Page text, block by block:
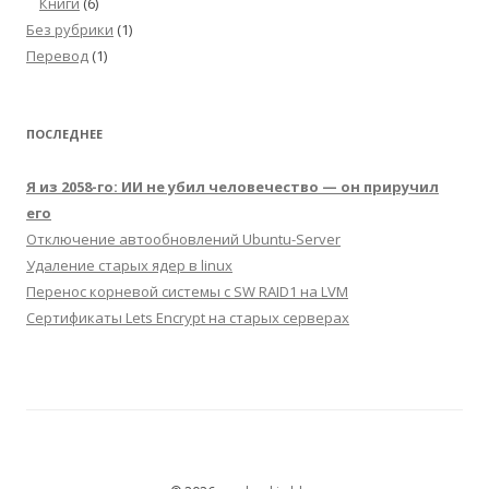
Без рубрики (1)
Перевод (1)
ПОСЛЕДНЕЕ
Я из 2058-го: ИИ не убил человечество — он приручил
его
Отключение автообновлений Ubuntu-Server
Удаление старых ядер в linux
Перенос корневой системы с SW RAID1 на LVM
Сертификаты Lets Encrypt на старых серверах